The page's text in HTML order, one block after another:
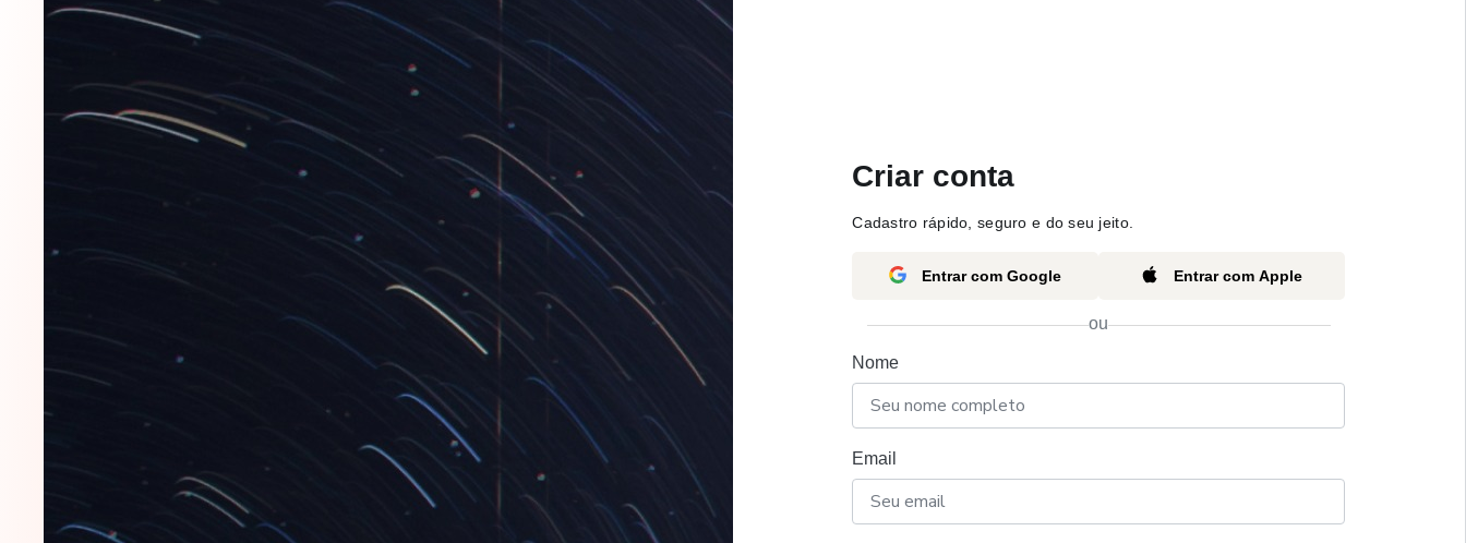
Criar conta
Cadastro rápido, seguro e do seu jeito.
Entrar com Google Entrar com Apple
ou
Nome
Email